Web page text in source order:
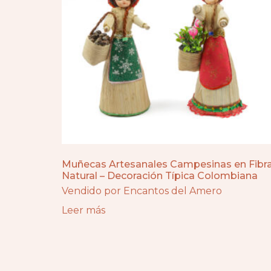
Muñecas Artesanales Campesinas en
Natural – Decoración Típica Colombiana
Vendido por Encantos del Amero
Leer más